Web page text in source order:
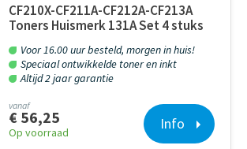
CF210X-CF211A-CF212A-CF213A
Toners Huismerk 131A Set 4 stuks
Voor 16.00 uur besteld, morgen in huis!
Speciaal ontwikkelde toner en inkt
Altijd 2 jaar garantie
vanaf
€ 56,25
Op voorraad Info